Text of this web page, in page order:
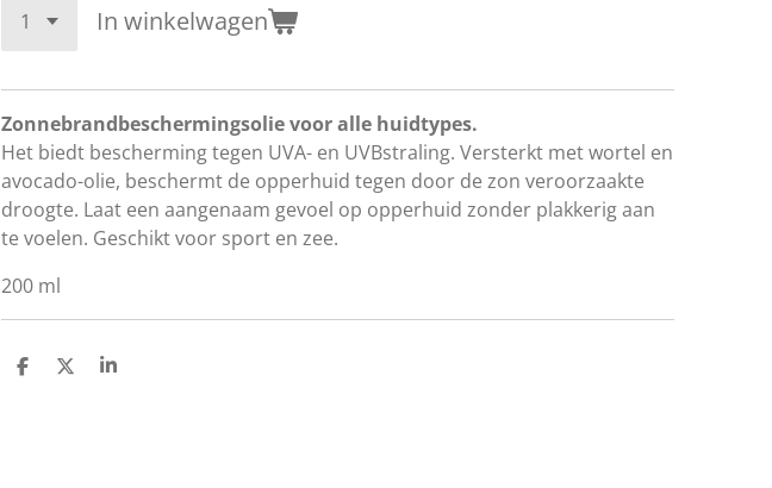
In winkelwagen
Zonnebrandbeschermingsolie voor alle huidtypes.
Het biedt bescherming tegen UVA- en UVBstraling. Versterkt met wortel en
avocado-olie, beschermt de opperhuid tegen door de zon veroorzaakte
droogte. Laat een aangenaam gevoel op opperhuid zonder plakkerig aan
te voelen. Geschikt voor sport en zee.
200 ml
D
D
S